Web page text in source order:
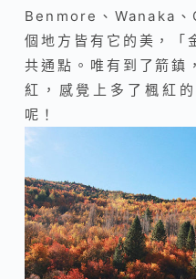
Benmore、Wanaka
個地方皆有它的美，「
共通點。唯有到了箭鎮
紅，感覺上多了楓紅
呢！